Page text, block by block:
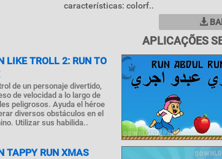
características: colorf..
APLICAÇÕES
LIKE TROLL 2: RUN TO
de un personaje divertido,
de velocidad a lo largo de
peligrosos. Ayuda el héroe
diversos obstáculos en el
Utilizar sus habilida..
TAPPY RUN XMAS